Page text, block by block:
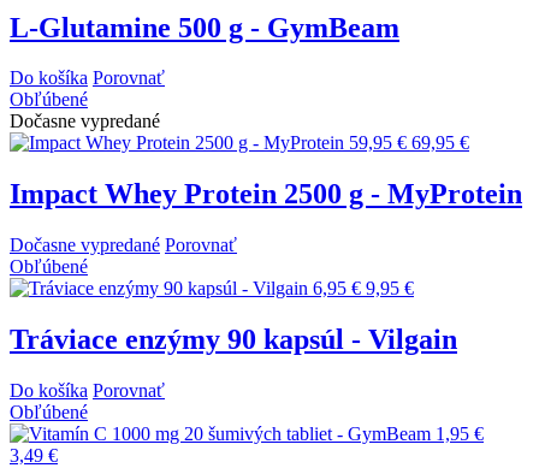
L-Glutamine 500 g - GymBeam
Do košíka Porovnať
Obľúbené
Dočasne vypredané
59,95 € 69,95 €
Impact Whey Protein 2500 g - MyProtein
Dočasne vypredané Porovnať
Obľúbené
6,95 € 9,95 €
Tráviace enzýmy 90 kapsúl - Vilgain
Do košíka Porovnať
Obľúbené
1,95 €
3,49 €